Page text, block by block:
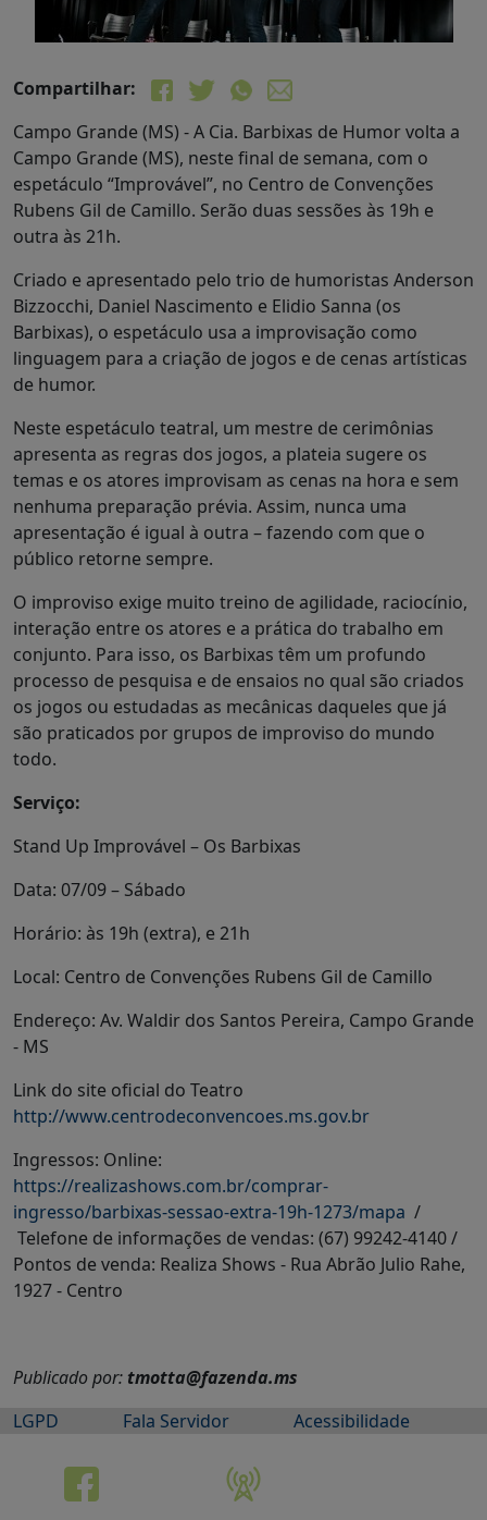
Compartilhar:
Campo Grande (MS) - A Cia. Barbixas de Humor volta a
Campo Grande (MS), neste final de semana, com o
espetáculo “Improvável”, no Centro de Convenções
Rubens Gil de Camillo. Serão duas sessões às 19h e
outra às 21h.
Criado e apresentado pelo trio de humoristas Anderson
Bizzocchi, Daniel Nascimento e Elidio Sanna (os
Barbixas), o espetáculo usa a improvisação como
linguagem para a criação de jogos e de cenas artísticas
de humor.
Neste espetáculo teatral, um mestre de cerimônias
apresenta as regras dos jogos, a plateia sugere os
temas e os atores improvisam as cenas na hora e sem
nenhuma preparação prévia. Assim, nunca uma
apresentação é igual à outra – fazendo com que o
público retorne sempre.
O improviso exige muito treino de agilidade, raciocínio,
interação entre os atores e a prática do trabalho em
conjunto. Para isso, os Barbixas têm um profundo
processo de pesquisa e de ensaios no qual são criados
os jogos ou estudadas as mecânicas daqueles que já
são praticados por grupos de improviso do mundo
todo.
Serviço:
Stand Up Improvável – Os Barbixas
Data: 07/09 – Sábado
Horário: às 19h (extra), e 21h
Local: Centro de Convenções Rubens Gil de Camillo
Endereço: Av. Waldir dos Santos Pereira, Campo Grande
- MS
Link do site oficial do Teatro
http://www.centrodeconvencoes.ms.gov.br
Ingressos: Online:
https://realizashows.com.br/comprar-
ingresso/barbixas-sessao-extra-19h-1273/mapa /
Telefone de informações de vendas: (67) 99242-4140 /
Pontos de venda: Realiza Shows - Rua Abrão Julio Rahe,
1927 - Centro
Publicado por: tmotta@fazenda.ms
LGPD
Fala Servidor Acessibilidade